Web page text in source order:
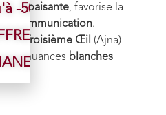
apaisante, favorise la
communication.
Troisième Œil (Ajna)
des nuances blanches
-50%